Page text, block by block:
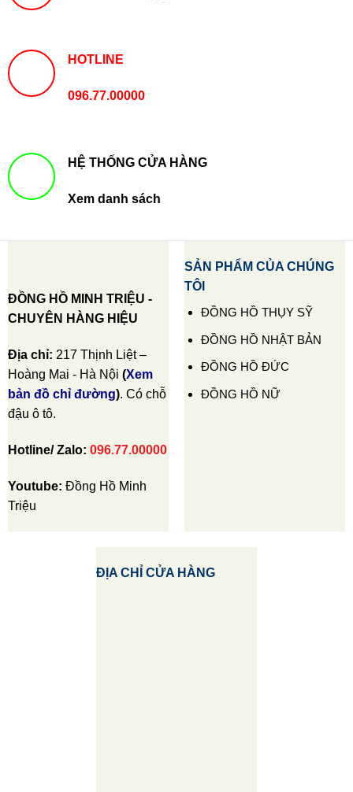
HOTLINE
096.77.00000
HỆ THỐNG CỬA HÀNG
Xem danh sách
ĐỒNG HỒ MINH TRIỆU -
CHUYÊN HÀNG HIỆU
Địa chỉ: 217 Thịnh Liệt –
Hoàng Mai - Hà Nội (Xem
bản đồ chỉ đường). Có chỗ
đậu ô tô.
Hotline/ Zalo: 096.77.00000
Youtube: Đồng Hồ Minh
Triệu
SẢN PHẨM CỦA CHÚNG
TÔI
ĐỒNG HỒ THỤY SỸ
ĐỒNG HỒ NHẬT BẢN
ĐỒNG HỒ ĐỨC
ĐỒNG HỒ NỮ
ĐỊA CHỈ CỬA HÀNG